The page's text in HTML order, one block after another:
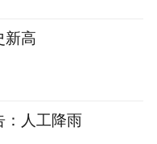
新高
：人工降雨